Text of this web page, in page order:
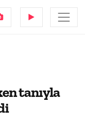
tanıyla